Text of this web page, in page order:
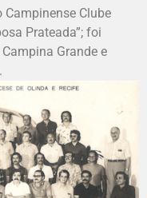
Clube
Prateada”; foi
Grande e